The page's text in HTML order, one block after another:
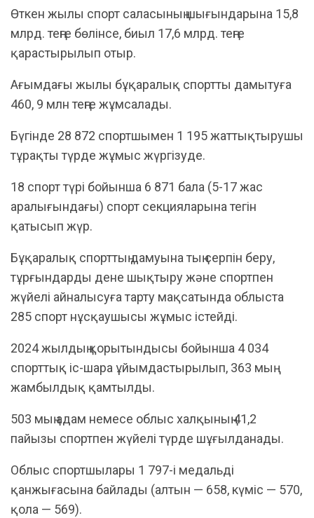
​Өткен жылы спорт саласының шығындарына 15,8
млрд. теңге бөлінсе, биыл 17,6 млрд. теңге
қарастырылып отыр.
​Ағымдағы жылы бұқаралық спортты дамытуға
460, 9 млн теңге жұмсалады.
​Бүгінде 28 872 спортшымен 1 195 жаттықтырушы
тұрақты түрде жұмыс жүргізуде.
​18 спорт түрі бойынша 6 871 бала (5-17 жас
аралығындағы) спорт секцияларына тегін
қатысып жүр.
Бұқаралық спорттың дамуына тың серпін беру,
тұрғындарды дене шықтыру және спортпен
жүйелі айналысуға тарту мақсатында облыста
285 спорт нұсқаушысы жұмыс істейді.
​2024 жылдың қорытындысы бойынша 4 034
спорттық іс-шара ұйымдастырылып, 363 мың
жамбылдық қамтылды.
​503 мың адам немесе облыс халқының 41,2
пайызы спортпен жүйелі түрде шұғылданады.
​Облыс спортшылары 1 797-і медальді
қанжығасына байлады (алтын — 658, күміс — 570,
қола — 569).